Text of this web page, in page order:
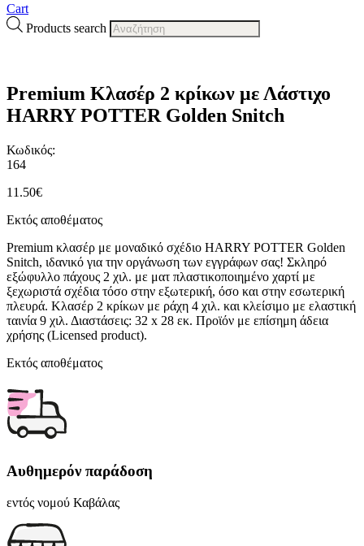
Cart
Products search
Premium Κλασέρ 2 κρίκων με Λάστιχο
HARRY POTTER Golden Snitch
Κωδικός:
164
11.50€
Εκτός αποθέματος
Premium κλασέρ με μοναδικό σχέδιο HARRY POTTER Golden
Snitch, ιδανικό για την οργάνωση των εγγράφων σας! Σκληρό
εξώφυλλο πάχους 2 χιλ. με ματ πλαστικοποιημένο χαρτί με
ξεχωριστά σχέδια τόσο στην εξωτερική, όσο και στην εσωτερική
πλευρά. Κλασέρ 2 κρίκων με ράχη 4 χιλ. και κλείσιμο με ελαστική
ταινία 9 χιλ. Διαστάσεις: 32 x 28 εκ. Προϊόν με επίσημη άδεια
χρήσης (Licensed product).
Εκτός αποθέματος
Αυθημερόν παράδοση
εντός νομού Καβάλας